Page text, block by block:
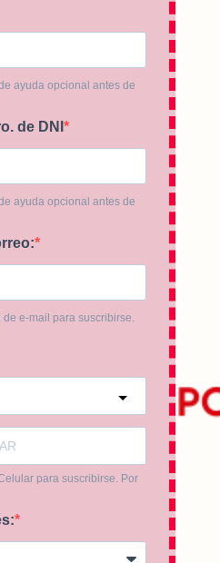
ayuda opcional antes de
de DNI
ayuda opcional antes de
de e-mail para suscribirse.
para suscribirse. Por